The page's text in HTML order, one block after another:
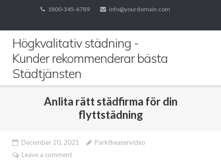
content
1800-345-6789 info@yourdomain.com
Högkvalitativ städning -
Kunder rekommenderar bästa
Städtjänsten
Anlita rätt städfirma för din
flyttstädning
December 20, 2021
Parktheatervideo
Leave a comment